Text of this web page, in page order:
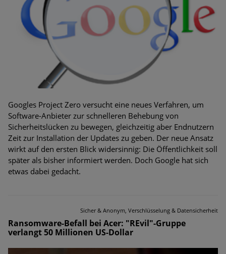
Googles Project Zero versucht eine neues Verfahren, um
Software-Anbieter zur schnelleren Behebung von
Sicherheitslücken zu bewegen, gleichzeitig aber Endnutzern
Zeit zur Installation der Updates zu geben. Der neue Ansatz
wirkt auf den ersten Blick widersinnig: Die Öffentlichkeit soll
später als bisher informiert werden. Doch Google hat sich
etwas dabei gedacht.
Sicher & Anonym, Verschlüsselung & Datensicherheit
Ransomware-Befall bei Acer: "REvil"-Gruppe
verlangt 50 Millionen US-Dollar